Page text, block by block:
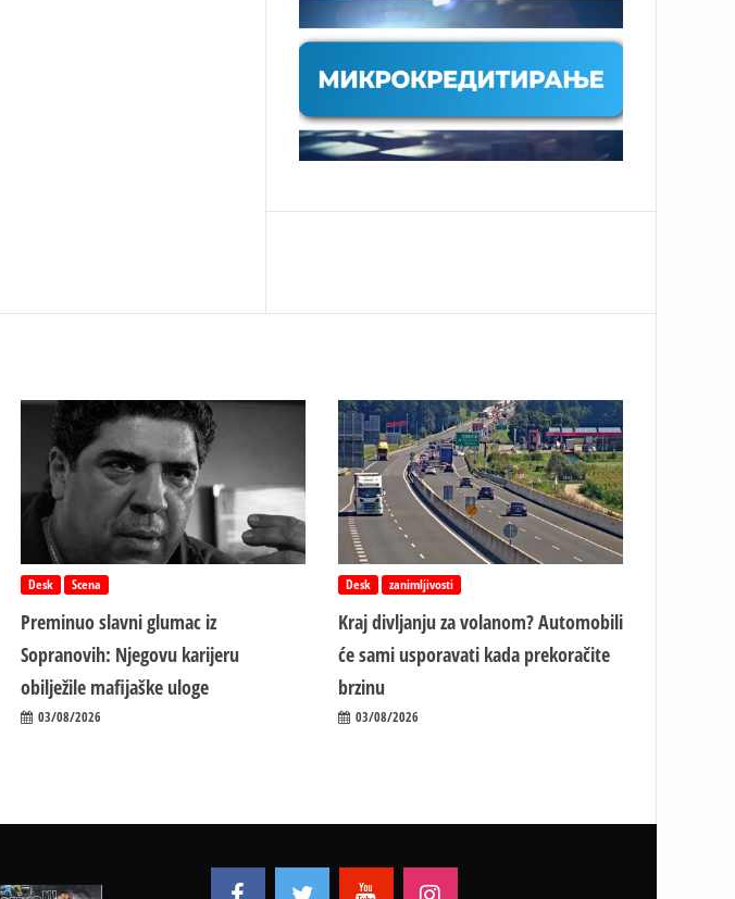
Desk Scena
Preminuo slavni glumac iz
Sopranovih: Njegovu karijeru
obilježile mafijaške uloge
03/08/2026
Desk zanimljivosti
Kraj divljanju za volanom? Automobili
će sami usporavati kada prekoračite
brzinu
03/08/2026